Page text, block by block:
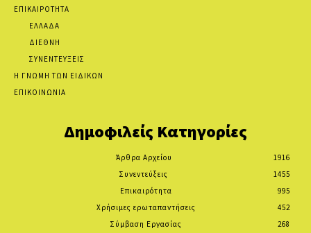
ΕΠΙΚΑΙΡΟΤΗΤΑ
ΕΛΛΑΔΑ
ΔΙΕΘΝΗ
ΣΥΝΕΝΤΕΥΞΕΙΣ
Η ΓΝΩΜΗ ΤΩΝ ΕΙΔΙΚΩΝ
ΕΠΙΚΟΙΝΩΝΙΑ
Δημοφιλείς Κατηγορίες
Άρθρα Αρχείου
1916
Συνεντεύξεις
1455
Επικαιρότητα
995
Χρήσιμες ερωταπαντήσεις
452
Σύμβαση Εργασίας
268